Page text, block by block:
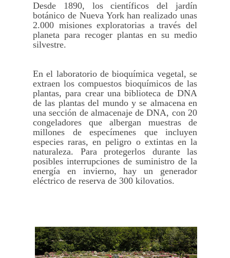
Desde 1890, los científicos del jardín
botánico de Nueva York han realizado unas
2.000 misiones exploratorias a través del
planeta para recoger plantas en su medio
silvestre.
En el laboratorio de bioquímica vegetal, se
extraen los compuestos bioquímicos de las
plantas, para crear una biblioteca de DNA
de las plantas del mundo y se almacena en
una sección de almacenaje de DNA, con 20
congeladores que albergan muestras de
millones de especímenes que incluyen
especies raras, en peligro o extintas en la
naturaleza. Para protegerlos durante las
posibles interrupciones de suministro de la
energía en invierno, hay un generador
eléctrico de reserva de 300 kilovatios.